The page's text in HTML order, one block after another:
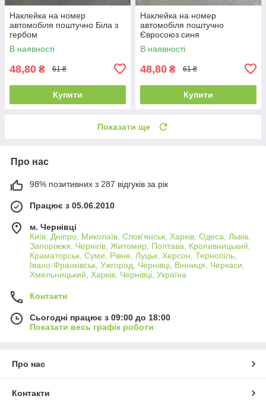
Наклейка на номер
автомобіля поштучно Біла з
гербом
В наявності
48,80 ₴ 61 ₴
Купити
Наклейка на номер
автомобіля поштучно
Євросоюз синя
В наявності
48,80 ₴ 61 ₴
Купити
Показати ще
Про нас
98% позитивних з 287 відгуків за рік
Працює з 05.06.2010
м. Чернівці
Київ, Дніпро, Миколаїв, Слов'янськ, Харків, Одеса, Львів,
Запоріжжя, Чернігів, Житомир, Полтава, Кропивницький,
Краматорськ, Суми, Рівне, Луцьк, Херсон, Тернопіль,
Івано-Франківськ, Ужгород, Чернівці, Вінниця, Черкаси,
Хмельницький, Харків, Чернівці, Україна
Контакти
Сьогодні працює з 09:00 до 18:00
Показати весь графік роботи
Про нас
Контакти